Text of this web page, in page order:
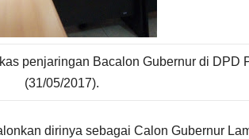
penjaringan Bacalon Gubernur di DPD
(31/05/2017).
dirinya sebagai Calon Gubernur